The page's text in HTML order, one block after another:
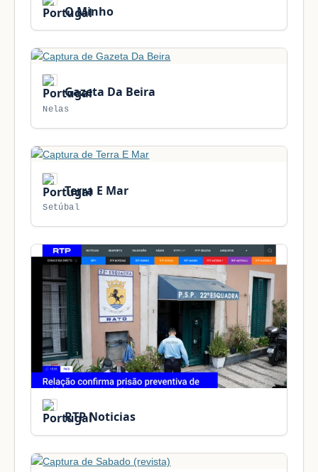
O Minho
Gazeta Da Beira
Nelas
Terra E Mar
Setúbal
RTP Noticias